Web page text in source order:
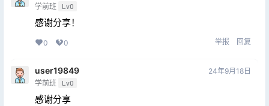
学前班 Lv0
感谢分享！
0 0 举报 回复
user19849
学前班 Lv0
24年9月18日
感谢分享